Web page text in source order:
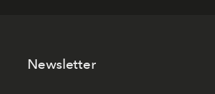
Newsletter